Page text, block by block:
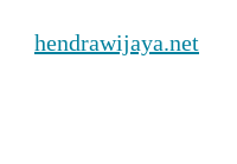
hendrawijaya.net